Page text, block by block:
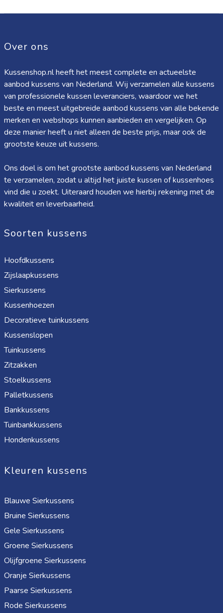
Over ons
Kussenshop.nl heeft het meest complete en actueelste
aanbod kussens van Nederland. Wij verzamelen alle kussens
van professionele kussen leveranciers, waardoor we het
beste en meest uitgebreide aanbod kussens van alle bekende
merken en webshops kunnen aanbieden en vergelijken. Op
deze manier heeft u niet alleen de beste prijs, maar ook de
grootste keuze uit kussens.
Ons doel is om het grootste aanbod kussens van Nederland
te verzamelen, zodat u altijd het juiste kussen of kussenhoes
vind die u zoekt. Uiteraard houden we hierbij rekening met de
kwaliteit en leverbaarheid.
Soorten kussens
Hoofdkussens
Zijslaapkussens
Sierkussens
Kussenhoezen
Decoratieve tuinkussens
Kussenslopen
Tuinkussens
Zitzakken
Stoelkussens
Palletkussens
Bankkussens
Tuinbankkussens
Hondenkussens
Kleuren kussens
Blauwe Sierkussens
Bruine Sierkussens
Gele Sierkussens
Groene Sierkussens
Olijfgroene Sierkussens
Oranje Sierkussens
Paarse Sierkussens
Rode Sierkussens